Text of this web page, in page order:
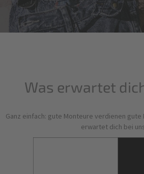
Was erwartet
Ganz einfach: gute Monteure verdienen gute
erwartet dich bei